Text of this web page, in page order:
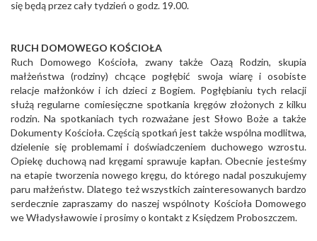
się będą przez cały tydzień o godz. 19.00.
RUCH DOMOWEGO KOŚCIOŁA
Ruch Domowego Kościoła, zwany także Oazą Rodzin, skupia
małżeństwa (rodziny) chcące pogłębić swoja wiarę i osobiste
relacje małżonków i ich dzieci z Bogiem. Pogłębianiu tych relacji
służą regularne comiesięczne spotkania kręgów złożonych z kilku
rodzin. Na spotkaniach tych rozważane jest Słowo Boże a także
Dokumenty Kościoła. Częścią spotkań jest także wspólna modlitwa,
dzielenie się problemami i doświadczeniem duchowego wzrostu.
Opiekę duchową nad kręgami sprawuje kapłan. Obecnie jesteśmy
na etapie tworzenia nowego kręgu, do którego nadal poszukujemy
paru małżeństw. Dlatego też wszystkich zainteresowanych bardzo
serdecznie zapraszamy do naszej wspólnoty Kościoła Domowego
we Władysławowie i prosimy o kontakt z Księdzem Proboszczem.